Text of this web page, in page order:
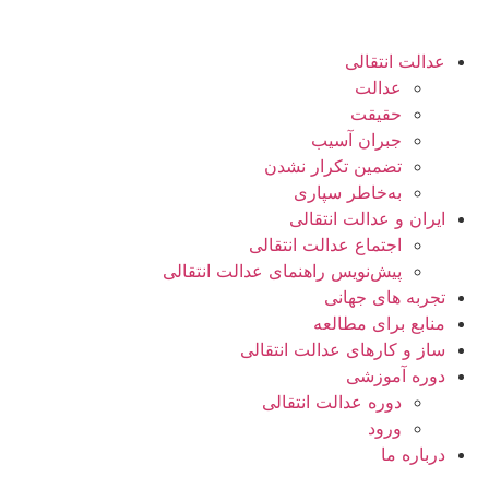
عدالت انتقالی
عدالت
حقیقت
جبران آسیب
تضمین تکرار نشدن
به‌خاطر سپاری
ایران و عدالت انتقالی
اجتماع عدالت انتقالی
پیش‌نویس راهنمای عدالت انتقالی
تجربه های جهانی
منابع برای مطالعه
ساز و کارهای عدالت انتقالی
دوره آموزشی
دوره عدالت انتقالی
ورود
درباره ما